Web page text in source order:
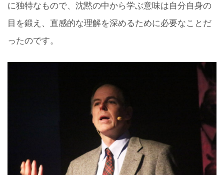
に独特なもので、沈黙の中から学ぶ意味は自分自身の
目を鍛え、直感的な理解を深めるために必要なことだ
ったのです。